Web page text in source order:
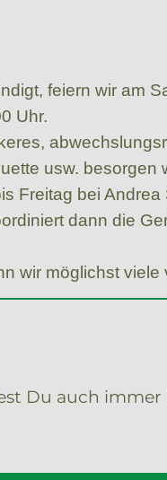
feiern wir am
Uhr.
usw. besorgen
Freitag bei Andrea
dann die
wir möglichst
Du auch immer